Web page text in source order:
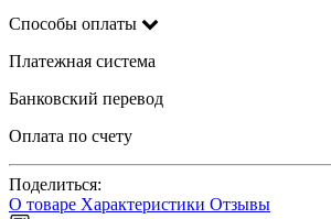
Способы оплаты
Платежная система
Банковский перевод
Оплата по счету
Поделиться:
О товаре Характеристики Отзывы